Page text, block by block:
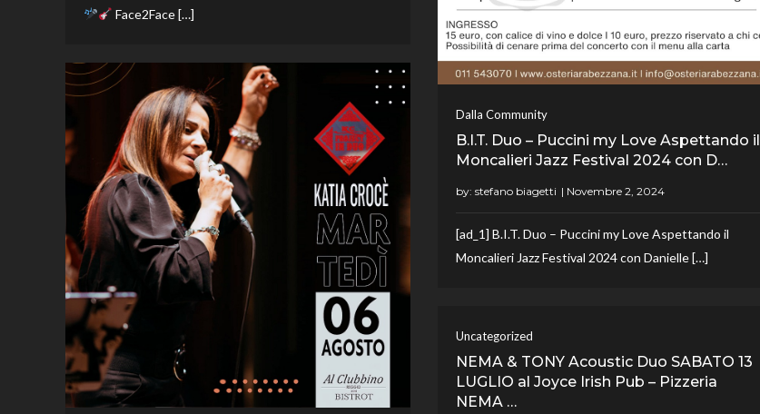
Dalla Community
B.I.T. Duo – Puccini my Love Aspettando il
Moncalieri Jazz Festival 2024 con D…
by: stefano biagetti
[ad_1] B.I.T. Duo – Puccini my Love Aspettando il
Moncalieri Jazz Festival 2024 con Danielle […]
Face2Face […]
Uncategorized
NEMA & TONY Acoustic Duo SABATO 13
LUGLIO al Joyce Irish Pub – Pizzeria
NEMA …